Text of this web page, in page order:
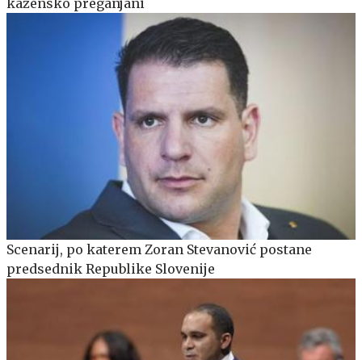
Scenarij, po katerem Zoran Stevanović postane
predsednik Republike Slovenije